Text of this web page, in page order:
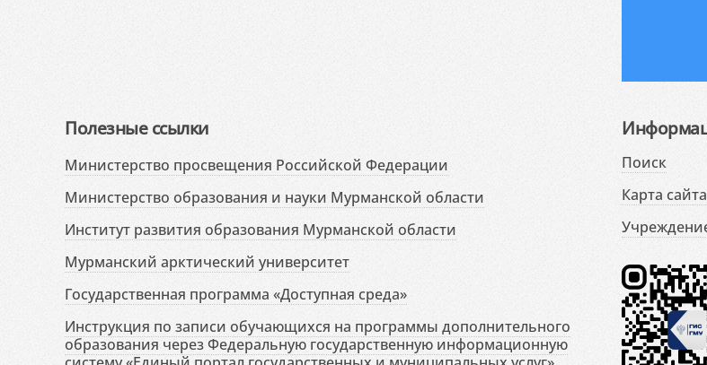
Полезные ссылки
Министерство просвещения Российской Федерации
Министерство образования и науки Мурманской области
Институт развития образования Мурманской области
Мурманский арктический университет
Государственная программа «Доступная среда»
Инструкция по записи обучающихся на программы дополнительного
образования через Федеральную государственную информационную
Поиск
Карта сайта